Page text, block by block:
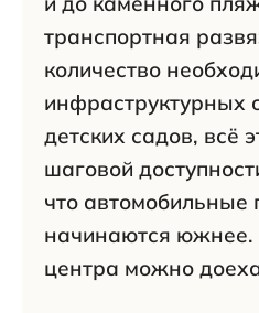
транспортная
количество
инфраструктурных
детских садов, всё
шаговой
что автомобильные
начинаются южнее.
центра можно